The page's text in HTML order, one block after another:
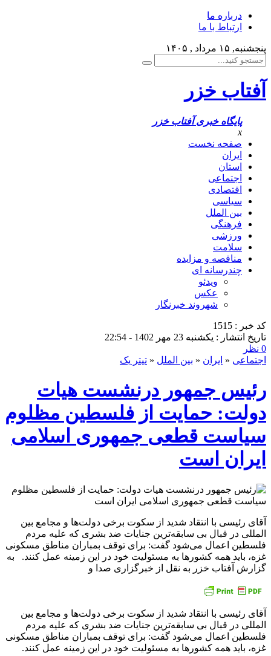
درباره ما
ارتباط با ما
پنجشنبه, ۱۵ مرداد , ۱۴۰۵
آفتاب خزر
پایگاه خبری آفتاب خزر
x
صفحه نخست
ایران
استان
اجتماعی
اقتصادی
سیاسی
بین الملل
فرهنگی
ورزشی
سلامت
مناقصه و مزایده
چندرسانه ای
ویدئو
عکس
شهروند خبرنگار
کد خبر : 1515
تاریخ انتشار : یکشنبه 23 مهر 1402 - 22:54
0 نظر
اجتماعی « ایران « بین الملل « تیتر یک
رئیس جمهور درنشست هیات
دولت: حمایت از فلسطین مظلوم
سیاست قطعی جمهوری اسلامی
ایران است
آقای رئیسی با انتقاد شدید از سکوت برخی دولت‌ها و مجامع بین
المللی در قبال بی سابقه‌ترین جنایات ضد بشری که علیه مردم
فلسطین اعمال می‌شود گفت: برای توقف بمباران مناطق مسکونی
غزه، باید همه کشور‌ها به مسئولیت خود در این زمینه عمل کنند. به
گزارش آفتاب خزر به نقل از خبرگزاری صدا و
آقای رئیسی با انتقاد شدید از سکوت برخی دولت‌ها و مجامع بین
المللی در قبال بی سابقه‌ترین جنایات ضد بشری که علیه مردم
فلسطین اعمال می‌شود گفت: برای توقف بمباران مناطق مسکونی
غزه، باید همه کشور‌ها به مسئولیت خود در این زمینه عمل کنند.